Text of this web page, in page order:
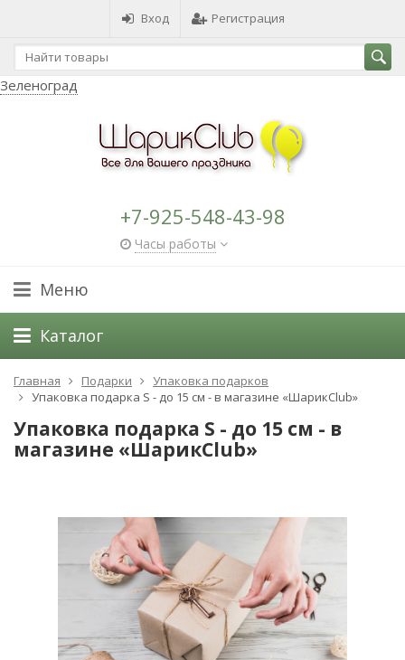
Вход Регистрация
Зеленоград
+7-925-548-43-98
Часы работы
Меню
Каталог
Главная Подарки
Упаковка подарков
Упаковка подарка S - до 15 см - в магазине «ШарикClub»
Упаковка подарка S - до 15 см - в
магазине «ШарикClub»